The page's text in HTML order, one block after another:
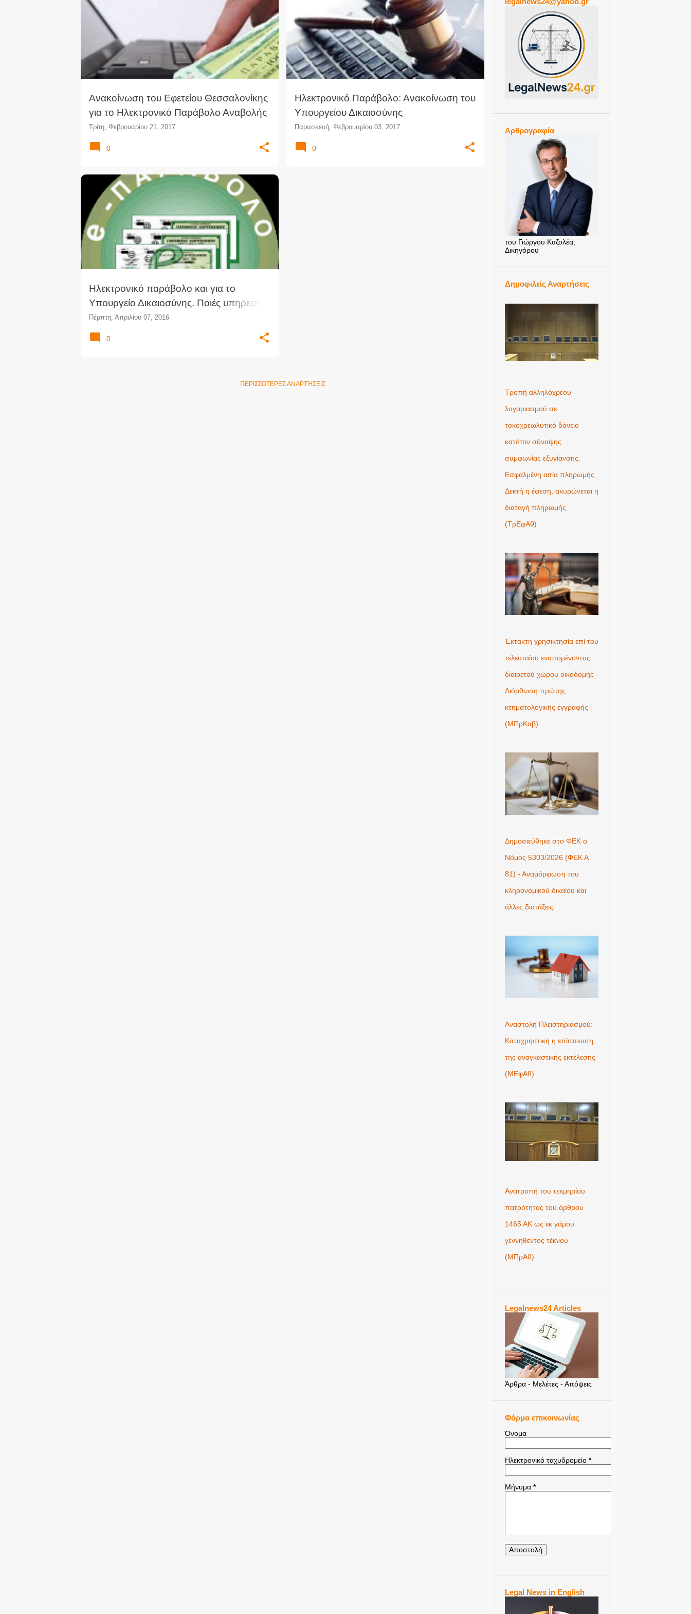
ή
σ
Ανακοίνωση του Εφετείου Θεσσαλονίκης
για το Ηλεκτρονικό Παράβολο Αναβολής
Τρίτη, Φεβρουαρίου 21, 2017
ΑΝΑΒΟΛΉ ΔΙΚΑΣΤΙΚΌ ΠΑΡΆΒΟΛΟ
ΕΦΕΤΕΊΟ
E-ΠΑΡΆΒΟΛΟ
0
Ηλεκτρονικό Παράβολο: Ανακοίνωση του
Υπουργείου Δικαιοσύνης
Παρασκευή, Φεβρουαρίου 03, 2017
ΈΝΣΗΜΑ
0
Ηλεκτρονικό παράβολο και για το
Υπουργείο Δικαιοσύνης. Ποιές υπηρεσίες
προσφέρονται
Πέμπτη, Απριλίου 07, 2016
ΗΛΕΚΤΡΟΝΙΚΌ ΠΑΡΆΒΟΛΟ ΠΑΡΆΒΟΛΟ ΔΗΜΟΣΊΟΥ +
0
ΠΕΡΙΣΣΌΤΕΡΕΣ ΑΝΑΡΤΉΣΕΙΣ
Αρθρογραφία
του Γιώργου Καζολέα,
Δικηγόρου
Δημοφιλείς Αναρτήσεις
Τροπή αλληλόχρεου
λογαριασμού σε
τοκοχρεωλυτικό δάνειο
κατόπιν σύναψης
συμφωνίας εξυγίανσης.
Εσφαλμένη αιτία πληρωμής.
Δεκτή η έφεση, ακυρώνεται η
διαταγή πληρωμής
(ΤρΕφΑθ)
Έκτακτη χρησικτησία επί του
τελευταίου εναπομένοντος
διαιρετού χώρου οικοδομής -
Διόρθωση πρώτης
κτηματολογικής εγγραφής
(ΜΠρΚαβ)
Δημοσιεύθηκε στο ΦΕΚ ο
Νόμος 5303/2026 (ΦΕΚ Α
81) - Αναμόρφωση του
κληρονομικού δικαίου και
άλλες διατάξεις
Αναστολή Πλειστηριασμού:
Καταχρηστική η επίσπευση
της αναγκαστικής εκτέλεσης
(ΜΕφΑθ)
Ανατροπή του τεκμηρίου
πατρότητας του άρθρου
1465 ΑΚ ως εκ γάμου
γεννηθέντος τέκνου
(MΠρΑθ)
Legalnews24 Articles
Άρθρα - Μελέτες - Απόψεις
Φόρμα επικοινωνίας
Όνομα
Ηλεκτρονικό ταχυδρομείο *
Μήνυμα *
Legal News in English